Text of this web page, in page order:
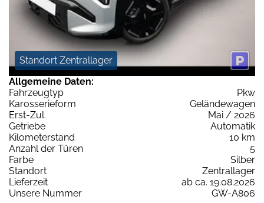
Standort Zentrallager
Allgemeine Daten:
Fahrzeugtyp
Pkw
Karosserieform
Geländewagen
Erst-Zul.
Mai / 2026
Getriebe
Automatik
Kilometerstand
10 km
Anzahl der Türen
5
Farbe
Silber
Standort
Zentrallager
Lieferzeit
ab ca. 19.08.2026
Unsere Nummer
GW-A806